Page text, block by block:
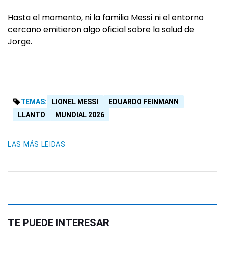
Hasta el momento, ni la familia Messi ni el entorno
cercano emitieron algo oficial sobre la salud de
Jorge.
TEMAS: LIONEL MESSI
EDUARDO FEINMANN
LLANTO
MUNDIAL 2026
LAS MÁS LEIDAS
TE PUEDE INTERESAR